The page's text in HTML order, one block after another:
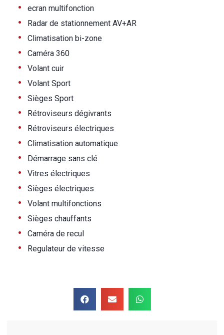
• ecran multifonction
• Radar de stationnement AV+AR
• Climatisation bi-zone
• Caméra 360
• Volant cuir
• Volant Sport
• Sièges Sport
• Rétroviseurs dégivrants
• Rétroviseurs électriques
• Climatisation automatique
• Démarrage sans clé
• Vitres électriques
• Sièges électriques
• Volant multifonctions
• Sièges chauffants
• Caméra de recul
• Regulateur de vitesse